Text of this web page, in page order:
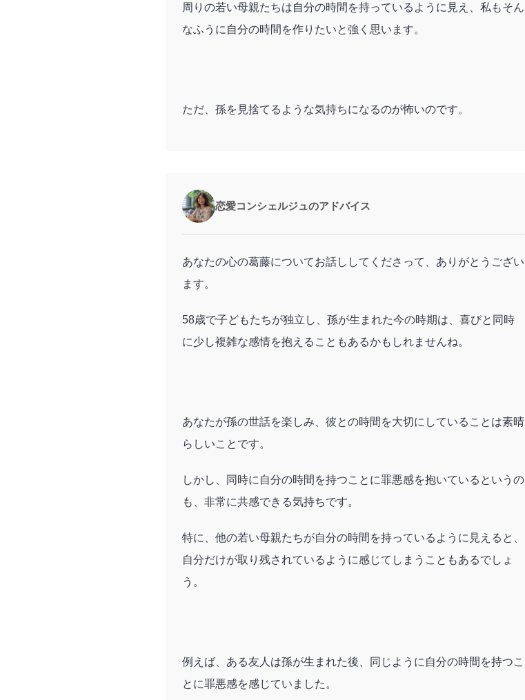
周りの若い母親たちは自分の時間を持っているように見え、私もそん
なふうに自分の時間を作りたいと強く思います。
ただ、孫を見捨てるような気持ちになるのが怖いのです。
恋愛コンシェルジュのアドバイス
あなたの心の葛藤についてお話ししてくださって、ありがとうござい
ます。
58歳で子どもたちが独立し、孫が生まれた今の時期は、喜びと同時
に少し複雑な感情を抱えることもあるかもしれませんね。
あなたが孫の世話を楽しみ、彼との時間を大切にしていることは素晴
らしいことです。
しかし、同時に自分の時間を持つことに罪悪感を抱いているというの
も、非常に共感できる気持ちです。
特に、他の若い母親たちが自分の時間を持っているように見えると、
自分だけが取り残されているように感じてしまうこともあるでしょ
う。
例えば、ある友人は孫が生まれた後、同じように自分の時間を持つこ
とに罪悪感を感じていました。